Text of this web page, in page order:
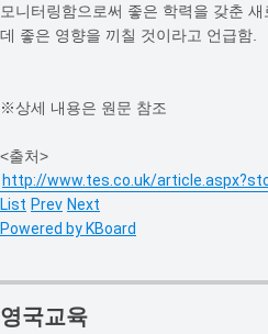
모니터링함으로써 좋은 학력을 갖춘
데 좋은 영향을 끼칠 것이라고 언급함.
※상세 내용은 원문 참조
<출처>
http://www.tes.co.uk/
List Prev Next
Powered by KBoard
영국교육